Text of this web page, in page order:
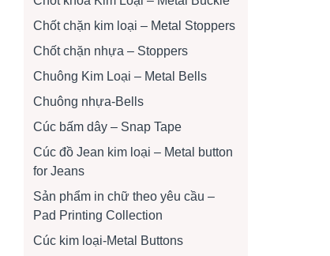
Chốt chặn kim loại – Metal Stoppers
Chốt chặn nhựa – Stoppers
Chuông Kim Loại – Metal Bells
Chuông nhựa-Bells
Cúc bấm dây – Snap Tape
Cúc đồ Jean kim loại – Metal button
for Jeans
Sản phẩm in chữ theo yêu cầu –
Pad Printing Collection
Cúc kim loại-Metal Buttons